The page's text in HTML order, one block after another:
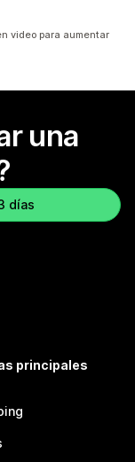
video para aumentar
una
días
principales